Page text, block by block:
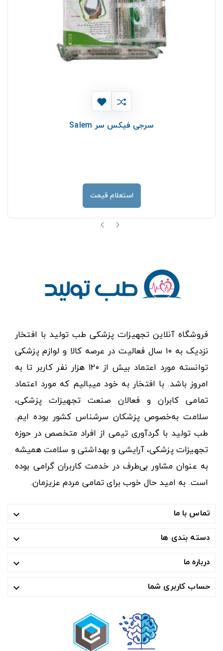
سرجی فیکس سر Salem
استعلام قیمت
فروشگاه آنلاین تجهیزات پزشکی طب تولید با افتخار
نزدیک به ۱۰ سال فعالیت در عرصه کالا و لوازم پزشکی
توانسته مورد اعتماد بیش از ۱۲۰ هزار نفر کاربر تا به
امروز باشد. با افتخار به خود میبالیم که مورد اعتماد
تمامی کابران و فعالان صنعت تجهیزات پزشکی،
سلامت به‌خصوص پزشکان سرشناس کشور بوده ایم.
طب تولید با گردآوری تیمی از افراد متخصص در حوزه
تجهیزات پزشکی، آرایشی و بهداشتی و سلامت همیشه
به عنوان مشاور بی‌طرف در خدمت کاربران گرامی بوده
است. به امید حال خوب برای تمامی مردم عزیزمان.
تماس با ما 
دسته بندی ها 
درباره ما 
حساب کاربری شما 